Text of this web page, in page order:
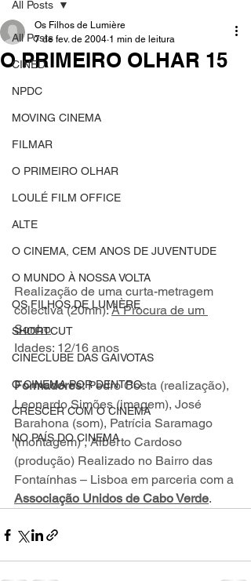
All Posts
CINED
NPDC
MOVING CINEMA
FILMAR
O PRIMEIRO OLHAR
LOULÉ FILM OFFICE
ALTE
O CINEMA, CEM ANOS DE JUVENTUDE
O MUNDO À NOSSA VOLTA
OS FILHOS DE LUMIÈRE
SHORTCUT
CINECLUBE DAS GAIVOTAS
O CINEMA POR DENTRO
CRESCER COM O CINEMA
NO PAÍS DO CINEMA
All Posts
O PRIMEIRO OLHAR 15
Os Filhos de Lumière
7 de fev. de 2004 1 min de leitura
Realização de uma curta-metragem
colectiva (20mn): À Procura de um
Sonho
Idades: 12/16 anos
Formadores: Pedro Costa (realização),
Leonardo Simões (imagem), José
Barahona (som), Patrícia Saramago
(montagem) , Alberto Cardoso
(produção) Realizado no Bairro das
Fontaínhas – Lisboa em parceria com a
Associação Unidos de Cabo Verde.